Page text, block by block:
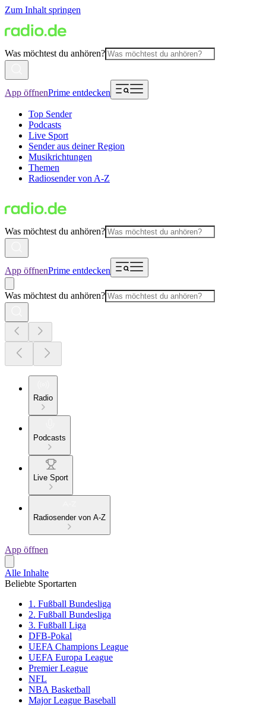
Zum Inhalt springen
Was möchtest du anhören?
App öffnenPrime entdecken
Top Sender
Podcasts
Live Sport
Sender aus deiner Region
Musikrichtungen
Themen
Radiosender von A-Z
Was möchtest du anhören?
App öffnenPrime entdecken
Was möchtest du anhören?
Radio
Podcasts
Live Sport
Radiosender von A-Z
App öffnen
Alle Inhalte
Beliebte Sportarten
1. Fußball Bundesliga
2. Fußball Bundesliga
3. Fußball Liga
DFB-Pokal
UEFA Champions League
UEFA Europa League
Premier League
NFL
NBA Basketball
Major League Baseball